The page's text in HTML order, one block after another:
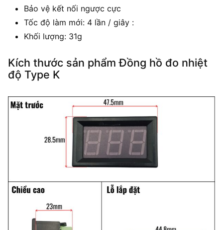
Bảo vệ kết nối ngược cực
Tốc độ làm mới: 4 lần / giây :
Khối lượng: 31g
Kích thước sản phẩm Đồng hồ đo nhiệt
độ Type K